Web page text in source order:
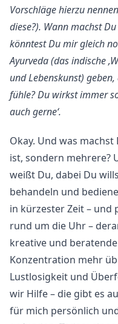
Vorschläge hierzu
diese?). Wann machst
könntest Du mir gleich
Ayurveda (das indische
und Lebenskunst)
fühle? Du wirkst immer
auch gerne‘.
Okay. Und was
ist, sondern mehrere?
weißt Du, dabei Du
behandeln und
in kürzester Zeit – und
rund um die Uhr –
kreative und
Konzentration mehr
Lustlosigkeit und
wir Hilfe – die gibt es
für mich persönlich